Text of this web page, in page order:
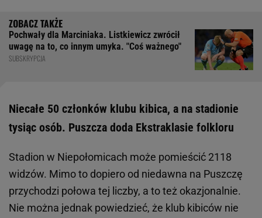
Pochwały dla Marciniaka. Listkiewicz zwrócił
uwagę na to, co innym umyka. "Coś ważnego"
SUBSKRYPCJA
Niecałe 50 członków klubu kibica, a na stadionie
tysiąc osób. Puszcza doda Ekstraklasie folkloru
Stadion w Niepołomicach może pomieścić 2118
widzów. Mimo to dopiero od niedawna na Puszczę
przychodzi połowa tej liczby, a to też okazjonalnie.
Nie można jednak powiedzieć, że klub kibiców nie